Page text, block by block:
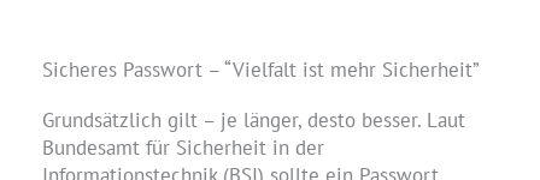
Sicheres Passwort – “Vielfalt ist mehr Sicherheit”
Grundsätzlich gilt – je länger, desto besser. Laut
Bundesamt für Sicherheit in der